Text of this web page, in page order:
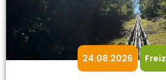
24.08.2026